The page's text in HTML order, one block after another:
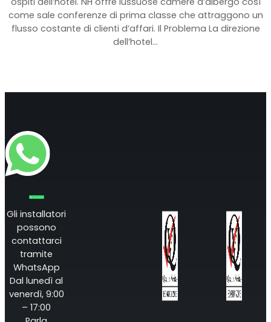
Sentinel
Ripetitore OCTO
Regno Unito e Irlanda. Ripetitore commerciale
come sale conferenze di prima classe che attraggono un
flusso costante di clienti d’affari. Il Problema La direzione
dell’hotel…
Gli installatori
possono
contattarci
tramite
WhatsApp
Dal lunedì al
venerdì, 9:00
– 17:00